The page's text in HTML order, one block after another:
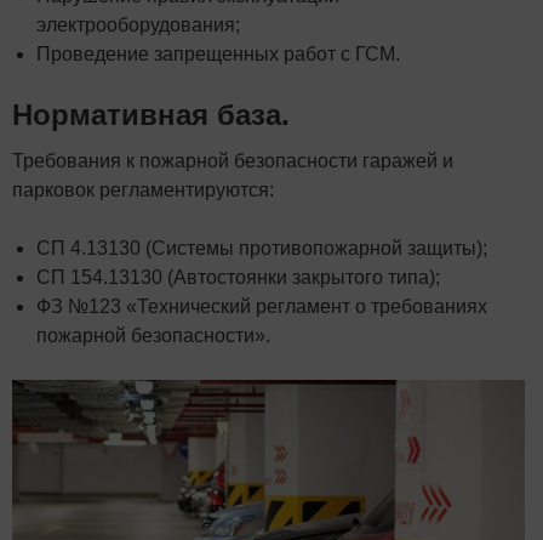
электрооборудования;
Проведение запрещенных работ с ГСМ.
Нормативная база.
Требования к пожарной безопасности гаражей и
парковок регламентируются:
СП 4.13130 (Системы противопожарной защиты);
СП 154.13130 (Автостоянки закрытого типа);
ФЗ №123 «Технический регламент о требованиях
пожарной безопасности».